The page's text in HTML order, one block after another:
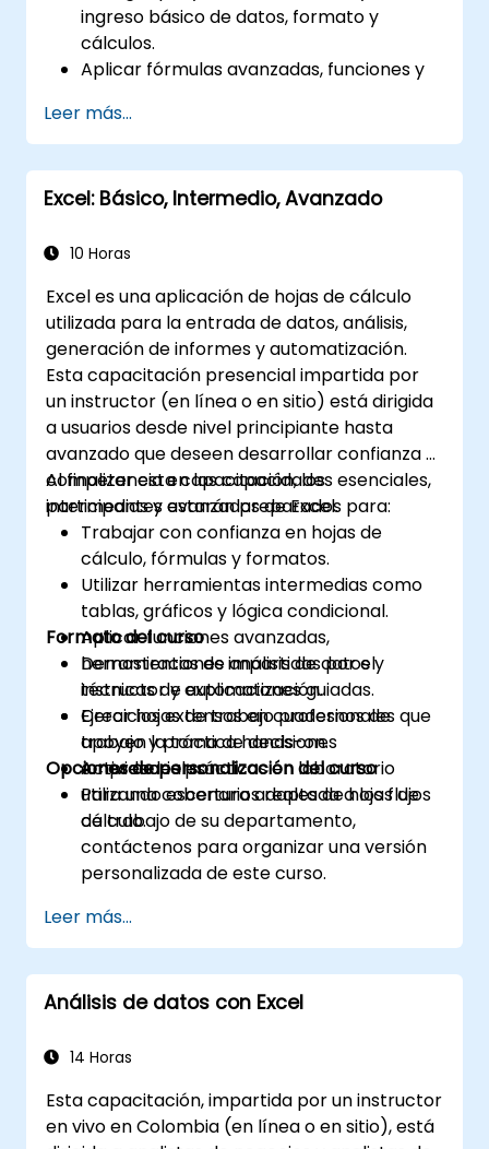
ingreso básico de datos, formato y
cálculos.
Aplicar fórmulas avanzadas, funciones y
datos.
Crear y gestionar tablas dinámicas y
gráficos para la visualización de datos.
Utilizar herramientas como Power Query
datos.
VBA para optimizar flujos de trabajo.
Leer más...
Excel: Básico, Intermedio, Avanzado
10 Horas
Excel es una aplicación de hojas de cálculo
utilizada para la entrada de datos, análisis,
generación de informes y automatización.
Esta capacitación presencial impartida por
un instructor (en línea o en sitio) está dirigida
a usuarios desde nivel principiante hasta
avanzado que deseen desarrollar confianza y
competencia en las capacidades esenciales,
intermedias y avanzadas de Excel.
Al finalizar esta capacitación, los
participantes estarán preparados para:
Trabajar con confianza en hojas de
cálculo, fórmulas y formatos.
Utilizar herramientas intermedias como
tablas, gráficos y lógica condicional.
Aplicar funciones avanzadas,
herramientas de análisis de datos y
técnicas de automatización.
Crear hojas de trabajo profesionales que
apoyen la toma de decisiones
empresariales.
Formato del curso
Demostraciones impartidas por el
instructor y explicaciones guiadas.
Ejercicios extensos en cuadernos de
trabajo y práctica hands-on.
Actividades prácticas en laboratorio
utilizando escenarios reales de hojas de
cálculo.
Opciones de personalización del curso
Para una cobertura adaptada a los flujos
de trabajo de su departamento,
contáctenos para organizar una versión
personalizada de este curso.
Leer más...
Análisis de datos con Excel
14 Horas
Esta capacitación, impartida por un instructor
en vivo en Colombia (en línea o en sitio), está